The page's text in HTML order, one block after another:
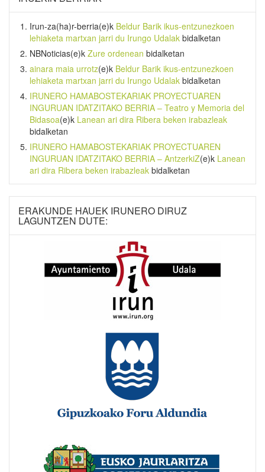
Irun-za(ha)r-berria(e)k Beldur Barik ikus-entzunezkoen
lehiaketa martxan jarri du Irungo Udalak bidalketan
NBNoticias(e)k Zure ordenean bidalketan
ainara maia urrotz(e)k Beldur Barik ikus-entzunezkoen
lehiaketa martxan jarri du Irungo Udalak bidalketan
IRUNERO HAMABOSTEKARIAK PROYECTUAREN
INGURUAN IDATZITAKO BERRIA – Teatro y Memoria del
Bidasoa(e)k Lanean ari dira Ribera beken irabazleak
bidalketan
IRUNERO HAMABOSTEKARIAK PROYECTUAREN
INGURUAN IDATZITAKO BERRIA – AntzerkiZ(e)k Lanean
ari dira Ribera beken irabazleak bidalketan
ERAKUNDE HAUEK IRUNERO DIRUZ
LAGUNTZEN DUTE: